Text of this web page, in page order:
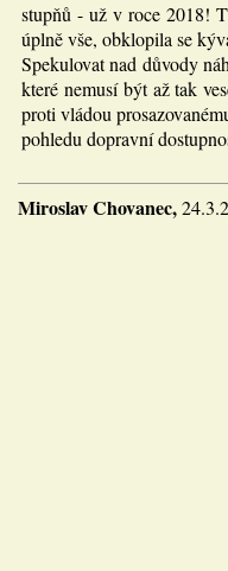
stupňů - už v roce 2018!
úplně vše, obklopila se
Spekulovat nad důvody
které nemusí být až tak
proti vládou
pohledu dopravní
Miroslav Chovanec,